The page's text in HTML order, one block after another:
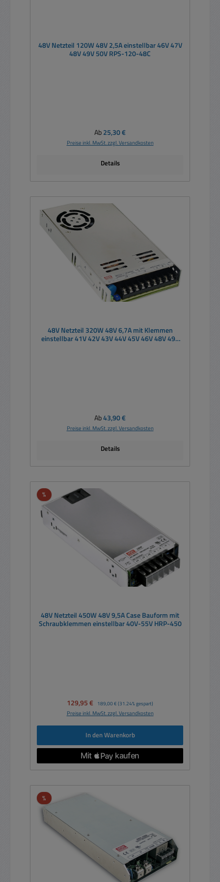
48V Netzteil 120W 48V 2,5A einstellbar 46V 47V
48V 49V 50V RPS-120-48C
Regulärer Preis:
Ab25,30 €
Preise inkl. MwSt. zzgl. Versandkosten
Details
48V Netzteil 320W 48V 6,7A mit Klemmen
einstellbar 41V 42V 43V 44V 45V 46V 48V 49V
Regulärer Preis:
Ab43,90 €
Preise inkl. MwSt. zzgl. Versandkosten
Details
%Rabatt
48V Netzteil 450W 48V 9,5A Case Bauform mit
Schraubklemmen einstellbar 40V-55V HRP-450
Verkaufspreis:
129,95 € Regulärer Preis:
189,00 € (31.24% gespart)
Preise inkl. MwSt. zzgl. Versandkosten
In den Warenkorb
%Rabatt